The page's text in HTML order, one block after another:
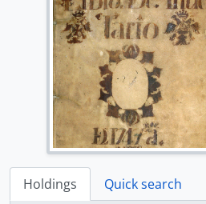
Holdings
Quick search